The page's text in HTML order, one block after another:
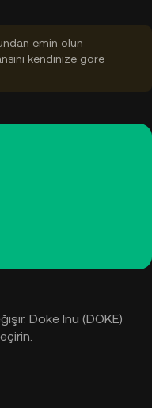
emin olun
kendinize göre
Doke Inu (DOKE)